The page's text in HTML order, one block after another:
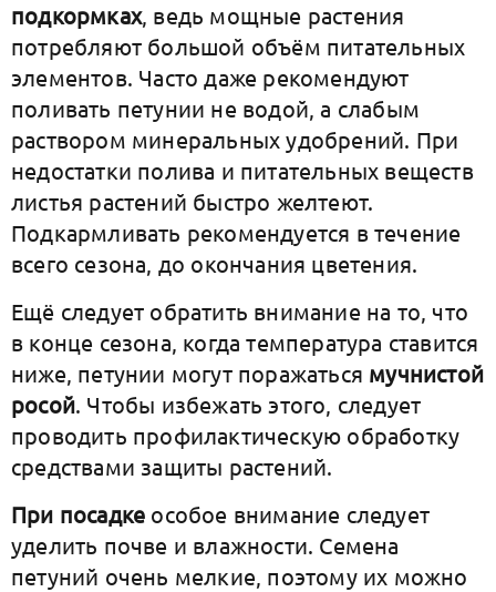
подкормках, ведь мощные растения
потребляют большой объём питательных
элементов. Часто даже рекомендуют
поливать петунии не водой, а слабым
раствором минеральных удобрений. При
недостатки полива и питательных веществ
листья растений быстро желтеют.
Подкармливать рекомендуется в течение
всего сезона, до окончания цветения.
Ещё следует обратить внимание на то, что
в конце сезона, когда температура ставится
ниже, петунии могут поражаться мучнистой
росой. Чтобы избежать этого, следует
проводить профилактическую обработку
средствами защиты растений.
При посадке особое внимание следует
уделить почве и влажности. Семена
петуний очень мелкие, поэтому их можно